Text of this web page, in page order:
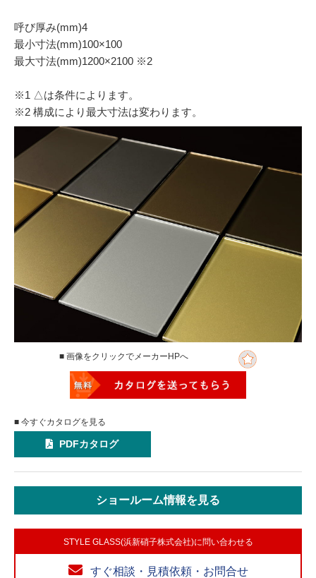
呼び厚み(mm)4
最小寸法(mm)100×100
最大寸法(mm)1200×2100 ※2
※1 △は条件によります。
※2 構成により最大寸法は変わります。
■ 画像をクリックでメーカーHPへ
■ 今すぐカタログを見る
PDFカタログ
ショールーム情報を見る
STYLE GLASS(浜新硝子株式会社)に問い合わせる
すぐ相談・見積依頼・お問合せ